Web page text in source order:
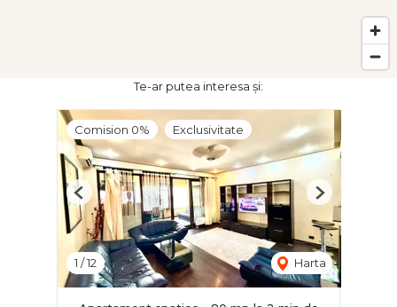
Te-ar putea interesa și:
Comision 0% Exclusivitate
1 /12 Harta
Previous Next